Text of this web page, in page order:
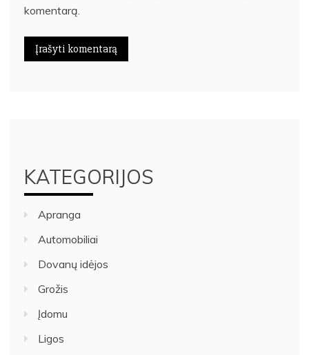
komentarą.
KATEGORIJOS
Apranga
Automobiliai
Dovanų idėjos
Grožis
Įdomu
Ligos